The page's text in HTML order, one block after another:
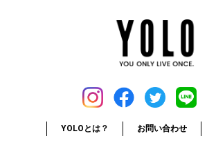
YOLOとは？ お問い合わせ